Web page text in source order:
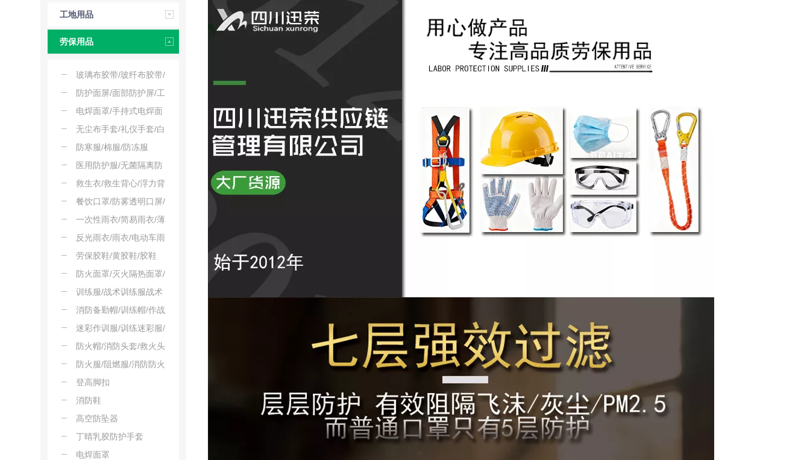
压工具
工地用品
劳保用品
玻璃布胶带/玻纤布胶带/
耐高温绝缘胶带
防护面屏/面部防护屏/工
业防护面罩
电焊面罩/手持式电焊面
罩/焊割面罩
无尘布手套/礼仪手套/白
手套
防寒服/棉服/防冻服
医用防护服/无菌隔离防
护服/防护连体服/大白服
救生衣/救生背心/浮力背
心
餐饮口罩/防雾透明口屏/
食品级塑料口罩
一次性雨衣/简易雨衣/薄
款雨衣
反光雨衣/雨衣/电动车雨
衣
劳保胶鞋/黄胶鞋/胶鞋
防火面罩/灭火隔热面罩/
阻燃防护面罩
训练服/战术训练服战术
套服
消防备勤帽/训练帽/作战
帽
迷彩作训服/训练迷彩服/
战术作训服
防火帽/消防头套/救火头
套
防火服/阻燃服/消防防火
服
登高脚扣
消防鞋
高空防坠器
丁晴乳胶防护手套
电焊面罩